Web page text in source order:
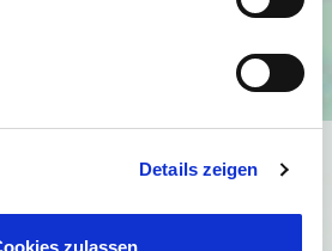
Details zeigen
zulassen
von Google